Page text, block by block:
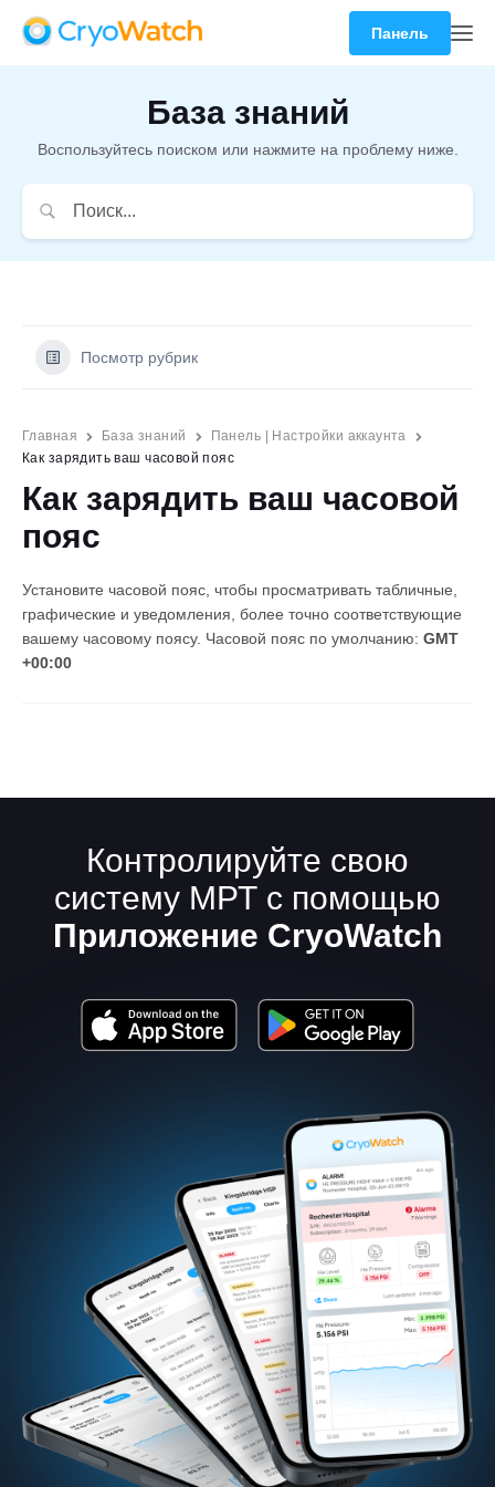
Панель
База знаний
Воспользуйтесь поиском или нажмите на проблему ниже.
Посмотр рубрик
Главная База знаний
Панель | Настройки аккаунта
Как зарядить ваш часовой пояс
Как зарядить ваш часовой
пояс
Установите часовой пояс, чтобы просматривать табличные,
графические и уведомления, более точно соответствующие
вашему часовому поясу. Часовой пояс по умолчанию: GMT
+00:00
Контролируйте свою
систему МРТ с помощью
Приложение CryoWatch